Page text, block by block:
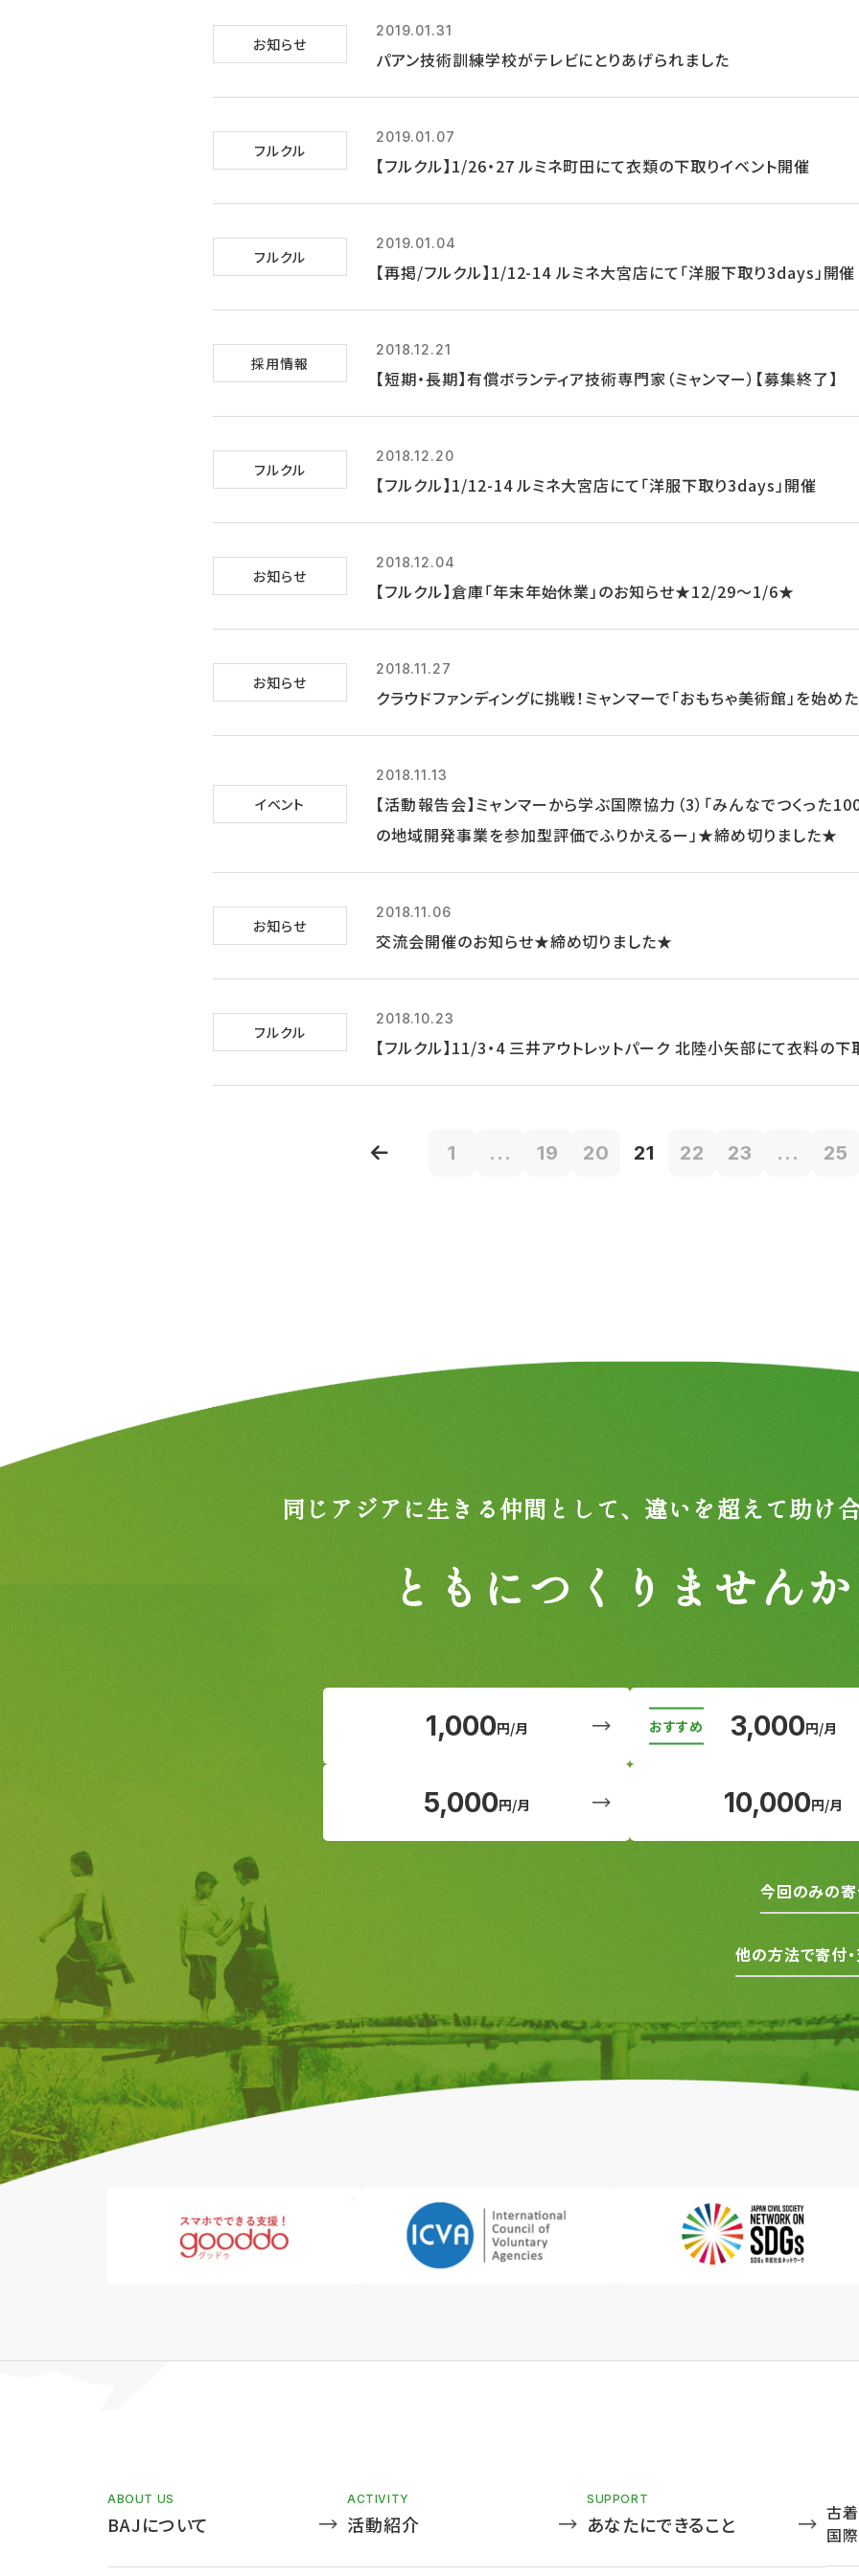
お知らせ
2019.01.31
パアン技術訓練学校がテレビにとりあげられました
フルクル
2019.01.07
【フルクル】1/26・27 ルミネ町田にて衣類の下取りイベント開催
フルクル
2019.01.04
【再掲/フルクル】1/12-14 ルミネ大宮店にて「洋服下取り3days」開催
採用情報
2018.12.21
【短期・長期】有償ボランティア技術専門家（ミャンマー）【募集終了】
フルクル
2018.12.20
【フルクル】1/12-14 ルミネ大宮店にて「洋服下取り3days」開催
お知らせ
2018.12.04
【フルクル】倉庫「年末年始休業」のお知らせ★12/29～1/6★
お知らせ
2018.11.27
クラウドファンディングに挑戦！ミャンマーで「おもちゃ美術館」を始めた
イベント
2018.11.13
【活動報告会】ミャンマーから学ぶ国際協力（3）「みんなでつくった
の地域開発事業を参加型評価でふりかえるー」★締め切りました★
お知らせ
2018.11.06
交流会開催のお知らせ★締め切りました★
フルクル
2018.10.23
【フルクル】11/3・4 三井アウトレットパーク 北陸小矢部にて衣料の下
1 ... 19 20 21 22 23 ... 25
同じアジアに生きる仲間として、 違いを超えて助け
ともにつくりませんか
1,000円/月 3,000円/月
5,000円/月 10,000円/月
今回のみの寄
他の方法で寄付
ABOUT US
BAJについて
ACTIVITY
活動紹介
SUPPORT
あなたにできること
古
国際